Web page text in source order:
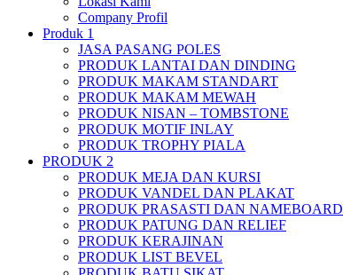
Company Profil
Produk 1
JASA PASANG POLES
PRODUK LANTAI DAN DINDING
PRODUK MAKAM STANDART
PRODUK MAKAM MEWAH
PRODUK NISAN – TOMBSTONE
PRODUK MOTIF INLAY
PRODUK TROPHY PIALA
PRODUK 2
PRODUK MEJA DAN KURSI
PRODUK VANDEL DAN PLAKAT
PRODUK PRASASTI DAN NAMEBOARD
PRODUK PATUNG DAN RELIEF
PRODUK KERAJINAN
PRODUK LIST BEVEL